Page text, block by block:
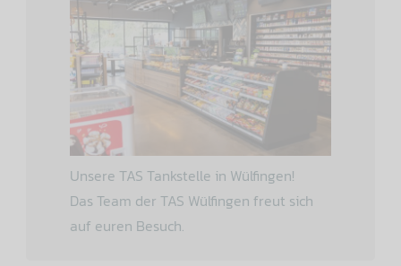
Unsere TAS Tankstelle in Wülfingen!
Das Team der TAS Wülfingen freut sich
auf euren Besuch.